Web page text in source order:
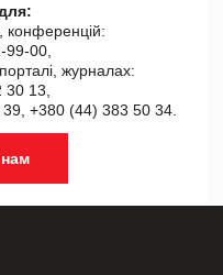
конференцій:
99-00,
журналах:
13,
+380 (44) 383 50 34.